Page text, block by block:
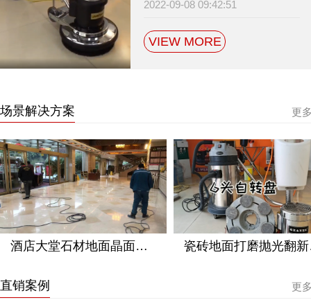
2022-09-08 09:42:51
VIEW MORE
场景解决方案 更
酒店大堂石材地面晶面抛光保养应用方案 瓷
直销案例 更